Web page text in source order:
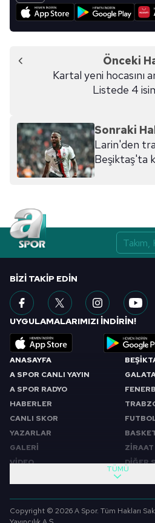
Metnimiziziyaret edebilirsiniz.
ilgili mevzuata uygun olarak
almak için lütfen tıklayınız.
Önceki
Kartal yeni hocasını
Listede 4
Sonraki
Larin'den
Beşiktaş'ta
ANASAYFA
A SPOR CANLI YAYIN
A SPOR RADYO
HABERLER
CANLI SKOR
YAZARLAR
GALERİ
VİDEO
DİĞER
SABAH SPORU
SPOR GÜNDEMİ
FUTBOL
TÜMÜ
BIZI TAKIP EDIN
UYGULAMALARIMIZI İNDİRİN!
Copyright © 2026 A Spor. Tüm Hakları